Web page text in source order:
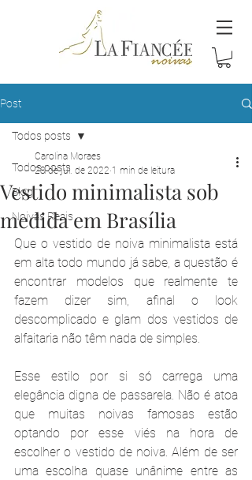
Post
Todos posts
Blog
Noivas Reais
Todos posts
Vestido minimalista sob
medida em Brasília
Carolina Moraes
28 de jul. de 2022 1 min de leitura
Que o vestido de noiva minimalista está
em alta todo mundo já sabe, a questão é
encontrar modelos que realmente te
fazem dizer sim, afinal o look
descomplicado e glam dos vestidos de
alfaitaria não têm nada de simples.
Esse estilo por si só carrega uma
elegância digna de passarela. Não é atoa
que muitas noivas famosas estão
optando por esse viés na hora de
escolher o vestido de noiva. Além de ser
uma escolha quase unânime entre as